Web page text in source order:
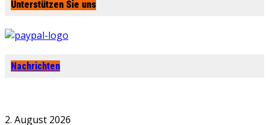
Unterstützen Sie uns
Nachrichten
2. August 2026